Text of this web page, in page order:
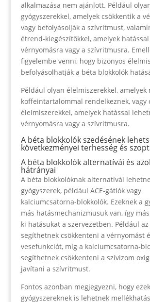
alkalmazása nem ajánlott. Például
gyógyszerekkel, amelyek csökkentik a
vagy befolyásolják a szívritmust,
étrend-kiegészítőkkel, amelyek
vérnyomásra vagy a szívritmusra.
figyelembe venni, hogy bizonyos
befolyásolhatják a béta blokkolók
Például olyan élelmiszerekkel, amelyek
koffeintartalommal rendelkeznek, vagy
élelmiszerekkel, amelyek hatással
vérnyomásra vagy a szívritmusra.
A béta blokkolók szedésének
következményei terhesség és
A béta blokkolók alternatívái és
hátrányai
A béta blokkolóknak alternatívái
gyógyszerek, például ACE-gátlók vagy
kalciumcsatorna-blokkolók. Ezeknek a
más hatásmechanizmusuk van, így
ki hatásukat a szervezetben. Például az
segíthetnek csökkenteni a vérnyomást
vesefunkciót, míg a kalciumcsatorna-
segíthetnek csökkenteni a szívizom
javítani a szívritmust.
Fontos azonban megjegyezni, hogy
gyógyszereknek is lehetnek